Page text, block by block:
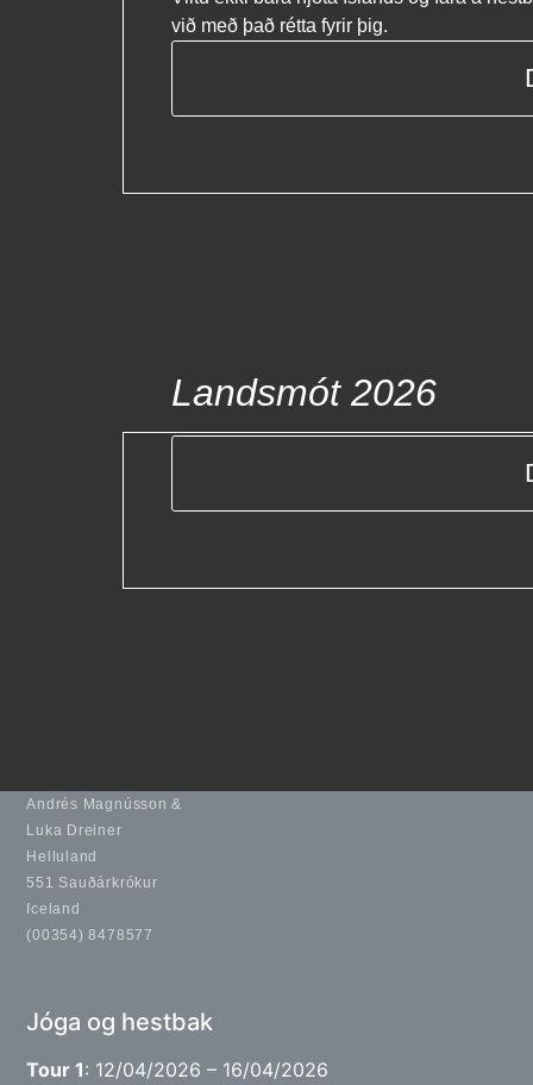
við með það rétta fyrir þig.
Landsmót 2026
Andrés Magnússon &
Luka Dreiner
Helluland
551 Sauðárkrókur
Iceland
(00354) 8478577
Jóga og hestbak
Tour 1: 12/04/2026 – 16/04/2026